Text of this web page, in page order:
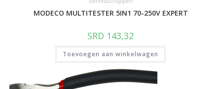
MODECO MULTITESTER 5IN1 70-250V EXPERT
SRD 143,32
Toevoegen aan winkelwagen